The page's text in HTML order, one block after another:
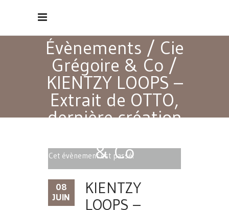
Évènements / Cie
Grégoire & Co /
KIENTZY LOOPS –
Extrait de OTTO,
dernière création
& Co
Cet évènement est passé.
08
JUIN
KIENTZY
LOOPS –